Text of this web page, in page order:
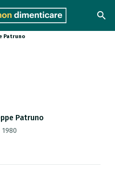
search
Patruno
Patruno
1980